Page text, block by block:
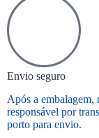
Envio seguro
Após a embalagem,
responsável por
porto para envio.